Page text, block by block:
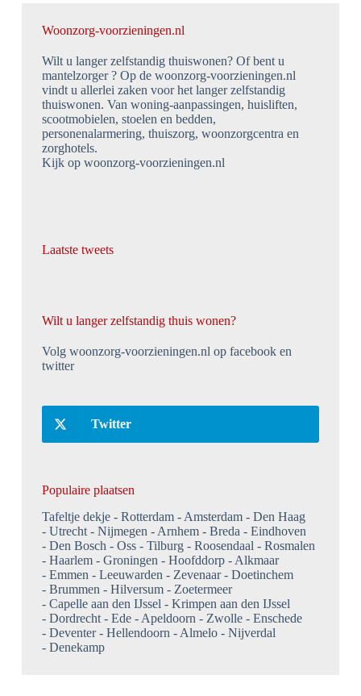
Woonzorg-voorzieningen.nl
Wilt u langer zelfstandig thuiswonen? Of bent u
mantelzorger ? Op de woonzorg-voorzieningen.nl
vindt u allerlei zaken voor het langer zelfstandig
thuiswonen. Van woning-aanpassingen, huisliften,
scootmobielen, stoelen en bedden,
personenalarmering, thuiszorg, woonzorgcentra en
zorghotels.
Kijk op woonzorg-voorzieningen.nl
Laatste tweets
Wilt u langer zelfstandig thuis wonen?
Volg woonzorg-voorzieningen.nl op facebook en
twitter
Twitter
Populaire plaatsen
Tafeltje dekje
Rotterdam Amsterdam
Den Haag
Utrecht
Nijmegen Arnhem Breda
Eindhoven
Den Bosch
Oss Tilburg Roosendaal
Rosmalen
Haarlem
Groningen Hoofddorp
Alkmaar
Emmen
Leeuwarden Zevenaar
Doetinchem
Brummen
Hilversum
Zoetermeer
Capelle aan den IJssel
Krimpen aan den IJssel
Dordrecht
Ede Apeldoorn Zwolle
Enschede
Deventer
Hellendoorn Almelo
Nijverdal
Denekamp